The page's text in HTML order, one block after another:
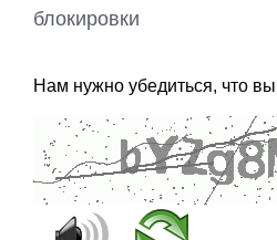
блокировки
Нам нужно убедиться, что